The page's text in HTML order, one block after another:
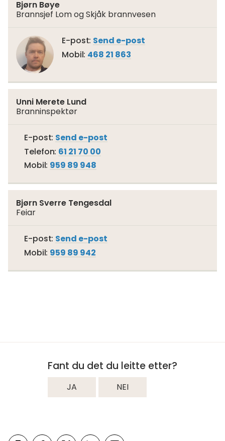
Bjørn Bøye
Brannsjef Lom og Skjåk brannvesen
E-post Send e-postTil
Mobil 468 21 863
Unni Merete Lund
Branninspektør
E-post Send e-postTil
Telefon 61 21 70 00
Mobil 959 89 948
Bjørn Sverre Tengesdal
Feiar
E-post Send e-postTil
Mobil 959 89 942
Fant du det du leitte etter?
JA NEI